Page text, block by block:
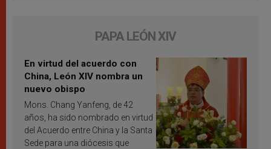
PAPA LEÓN XIV
En virtud del acuerdo con
China, León XIV nombra un
nuevo obispo
Mons. Chang Yanfeng, de 42
años, ha sido nombrado en virtud
del Acuerdo entre China y la Santa
Sede para una diócesis que